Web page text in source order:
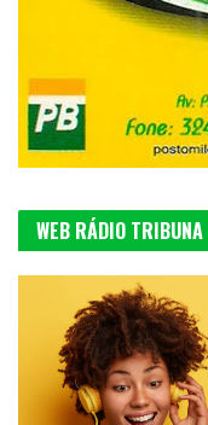
WEB RÁDIO TRIBUNA